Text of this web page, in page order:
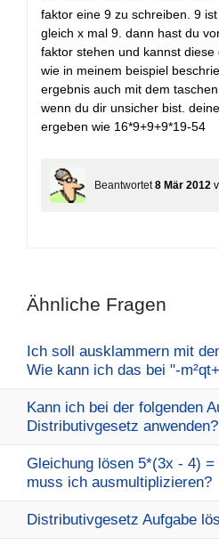
faktor eine 9 zu schreiben. 9
gleich x mal 9. dann hast du
faktor stehen und kannst
wie in meinem beispiel
ergebnis auch mit dem
wenn du dir unsicher bist.
ergeben wie 16*9+9+9*19-54
Beantwortet 8 Mär 2012
Ähnliche Fragen
Ich soll ausklammern mit
Wie kann ich das bei "-
Kann ich bei der folgenden
Distributivgesetz anwenden?
Gleichung lösen 5*(3x - 4)
muss ich ausmultiplizieren?
Distributivgesetz Aufgabe